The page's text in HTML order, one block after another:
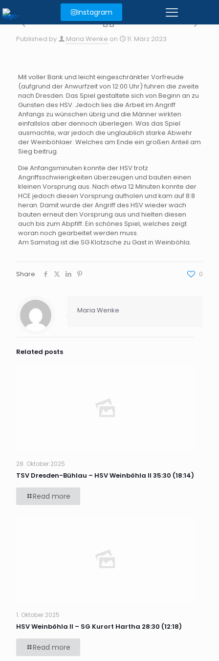
Instagram
Published by Maria Wenke on 11. März 2023
Mit voller Bank und leicht eingeschränkter Vorfreude
(aufgrund der Anwurfzeit von 12:00 Uhr) fuhren die zweite
nach Dresden. Das Spiel gestaltete sich von Beginn an zu
Gunsten des HSV. Jedoch lies die Arbeit im Angriff
Anfangs zu wünschen übrig und die Männer wirkten
einfallslos aber dennoch überlegen. Was das Spiel
ausmachte, war jedoch die unglaublich starke Abwehr
der Weinböhlaer. Welches am Ende ein großen Anteil am
Sieg beitrug.
Die Anfangsminuten konnte der HSV trotz
Angriffsschwierigkeiten überzeugen und bauten einen
kleinen Vorsprung aus. Nach etwa 12 Minuten konnte der
HCE jedoch diesen Vorsprung aufholen und kam auf 8:8
heran. Damit wurde der Angriff des HSV wieder wach
bauten erneut den Vorsprung aus und hielten diesen
auch bis zum Abpfiff. Ein schönes Spiel, welches zeigt
woran noch gearbeitet werden muss.
Am Samstag ist die SG Klotzsche zu Gast in Weinböhla.
Share 0
Maria Wenke
Related posts
28. Oktober 2025
TSV Dresden-Bühlau – HSV Weinböhla II 35:30 (18:14)
Read more
1. Oktober 2025
HSV Weinböhla II – SG Kurort Hartha 28:30 (12:18)
Read more